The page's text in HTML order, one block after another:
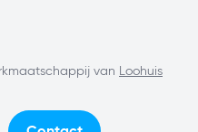
van
Loohuis